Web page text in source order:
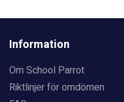
Information
Om School Parrot
Riktlinjer för omdömen